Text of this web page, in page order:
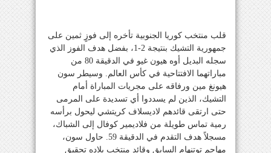
قلب منتخب كوريا الجنوبية تأخره إلى فوزٍ ثمين على
جمهورية التشيك بنتيجة 2-1، بفضل هدف الفوز الذي
سجله البديل أوه هيون غيو في الدقيقة 80 من
مباراتهما الافتتاحية في كأس العالم. وسيطر سون
هيونغ مين ورفاقه على مجريات المباراة أمام
التشيك، الذين لم يسددوا أي تسديدة على المرمى
حتى ارتقى قائدهم لاديسلاف كريتشي ليحول برأسه
رمية تماس طويلة من فلاديمير كوفال إلى الشباك،
مسجلاً هدف التقدم في الدقيقة 59. حاول سون،
مهاجم توتنهام السابق وقائد منتخب بلاده تحقيق